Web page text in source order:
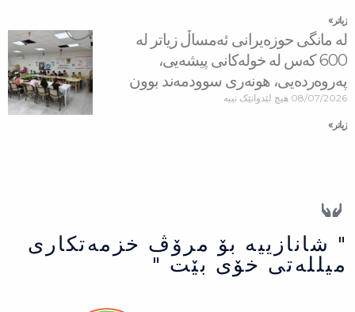
زیاتر »
لە مانگی حوزەیرانی ئەمساڵ زیاتر له‌
600 كه‌س له‌ خولەكانی پیشەیی،
پەروەردەیی، هونەری سوودمه‌ند بوون
08/07/2026 هیچ لێدوانێک نییە
زیاتر »
" شانازییه بۆ مرۆڤ خزمەتكاری
میللەتی خۆی بێت "